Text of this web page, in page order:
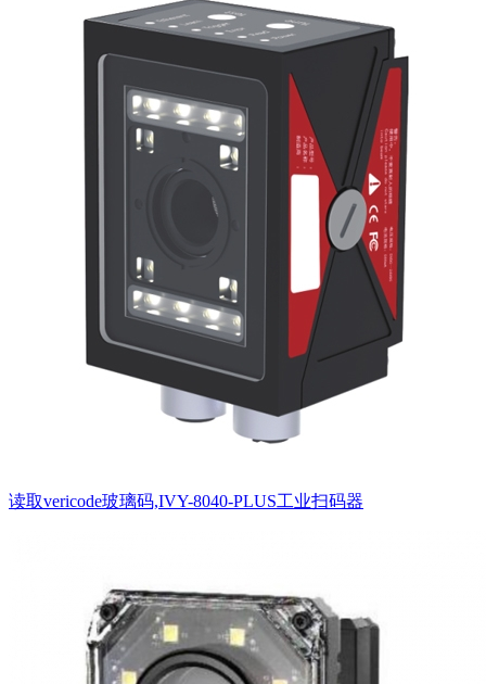
读取vericode玻璃码,IVY-8040-PLUS工业扫码器